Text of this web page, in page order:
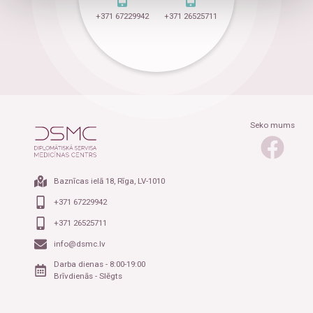
+371 67229942 +371 26525711
Seko mums
Baznīcas ielā 18, Rīga, LV-1010
+371 67229942
+371 26525711
info@dsmc.lv
Darba dienas - 8:00-19:00
Brīvdienās - Slēgts